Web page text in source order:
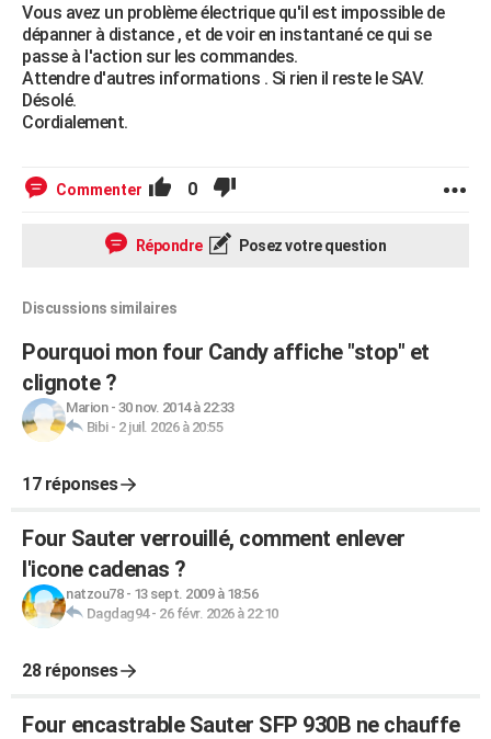
Vous avez un problème électrique qu'il est impossible de
dépanner à distance , et de voir en instantané ce qui se
passe à l'action sur les commandes.
Attendre d'autres informations . Si rien il reste le SAV.
Désolé.
Cordialement.
Commenter 0
Répondre Posez votre question
Discussions similaires
Pourquoi mon four Candy affiche "stop" et
clignote ?
Marion- 30 nov. 2014 à 22:33
Bibi- 2 juil. 2026 à 20:55
17 réponses
Four Sauter verrouillé, comment enlever
l'icone cadenas ?
natzou78- 13 sept. 2009 à 18:56
Dagdag94- 26 févr. 2026 à 22:10
28 réponses
Four encastrable Sauter SFP 930B ne chauffe